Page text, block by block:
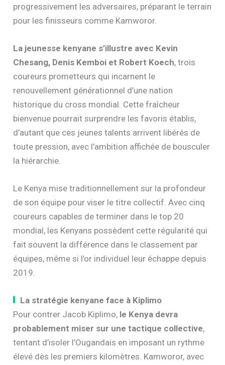
progressivement les adversaires, préparant le terrain
pour les finisseurs comme Kamworor.
La jeunesse kenyane s’illustre avec Kevin
Chesang, Denis Kemboi et Robert Koech, trois
coureurs prometteurs qui incarnent le
renouvellement générationnel d’une nation
historique du cross mondial. Cette fraîcheur
bienvenue pourrait surprendre les favoris établis,
d’autant que ces jeunes talents arrivent libérés de
toute pression, avec l’ambition affichée de bousculer
la hiérarchie.
Le Kenya mise traditionnellement sur la profondeur
de son équipe pour viser le titre collectif. Avec cinq
coureurs capables de terminer dans le top 20
mondial, les Kenyans possèdent cette régularité qui
fait souvent la différence dans le classement par
équipes, même si l’or individuel leur échappe depuis
2019.
La stratégie kenyane face à Kiplimo
Pour contrer Jacob Kiplimo, le Kenya devra
probablement miser sur une tactique collective,
tentant d’isoler l’Ougandais en imposant un rythme
élevé dès les premiers kilomètres. Kamworor, avec